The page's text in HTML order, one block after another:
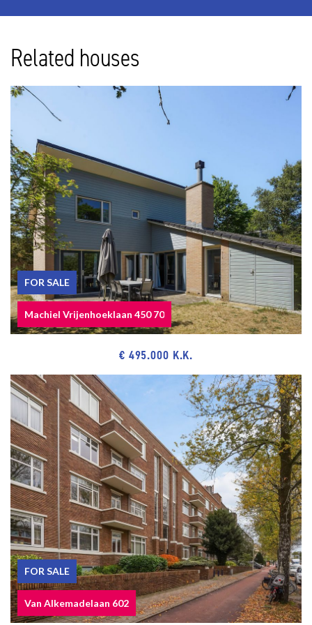
bedroom with a large dormer window, almost across the entire
width of the house, and a custom-made closet, rear bedroom also
washing machine/dryer, modern fully tiled bathroom with
washbasin, spacious walk-in shower, toilet and bath.
Detached bicycle shed.
For the dimensions of the rooms please refer to the floor plans.
The beautiful, green and stately Kraaienlaan always offers
sufficient parking space. Around the corner the water of the
Buizerdlaan, two schools with freely accessible playground, and
sports park Laan van Poot. The dunes and the beach within
walking distance, even visible from the top floor of the house. Or
enjoy the sunset from the lovely, quiet balcony.
Eternal lease-hold land. The rent charge is € 924.-- per year, based
on a land value of € 22.000,--(= redemption) and a rent rate of 4.2%.
Review rent rates by January 1st, 2029.
Acceptance in agreement.
Sewage charges 2025 € 191,15.
23/41st share in the community.
Active Owners Association, contribution € 56,-- monthly.
Electricity 7 groups with 2 circuit breakers.
Central heating system, brand Intergas, model 2015.
Hot water supply by central heating system.
5 solar panels present (2024).
Sun screens at the front.
The condition of the bathroom is good/excellent and of the
kitchen good.
The condition of the interior and exterior is good.
Related houses
FOR SALE
Machiel Vrijenhoeklaan 450 70
€ 495.000 K.K.
FOR SALE
Van Alkemadelaan 602